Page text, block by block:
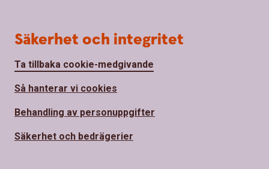
Säkerhet och integritet
Ta tillbaka cookie-medgivande
Så hanterar vi cookies
Behandling av personuppgifter
Säkerhet och bedrägerier